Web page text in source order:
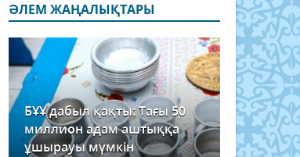
ӘЛЕМ ЖАҢАЛЫҚТАРЫ
БҰҰ дабыл қақты: Тағы 50
миллион адам аштыққа
ұшырауы мүмкін